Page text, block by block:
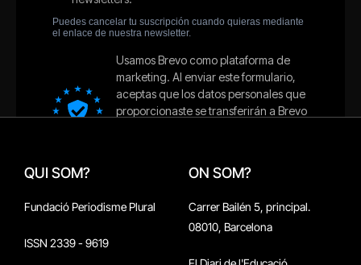
QUI SOM?
Fundació Periodisme Plural
ISSN 2339 - 9619
ON SOM?
Carrer Bailén 5, principal.
08010, Barcelona